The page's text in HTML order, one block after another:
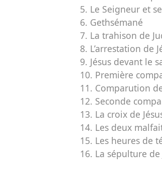
5. Le Seigneur et
6. Gethsémané
7. La trahison de
8. L’arrestation de
9. Jésus devant le
10. Première
11. Comparution
12. Seconde
13. La croix de
14. Les deux
15. Les heures de
16. La sépulture de